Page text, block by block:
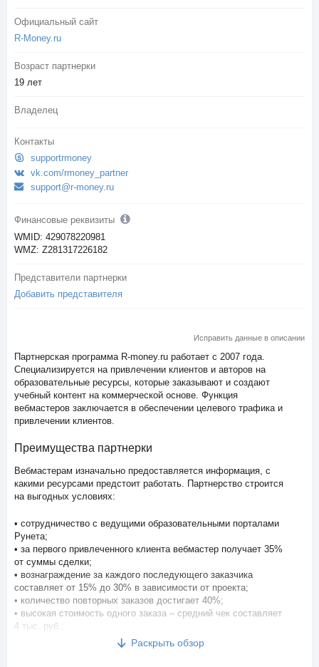
Официальный сайт
R-Money.ru
Возраст партнерки
19 лет
Владелец
Контакты
supportrmoney
vk.com/rmoney_partner
support@r-money.ru
Финансовые реквизиты
WMID: 429078220981
WMZ: Z281317226182
Представители партнерки
Добавить представителя
Исправить данные в описании
Партнерская программа R-money.ru работает с 2007 года.
Специализируется на привлечении клиентов и авторов на
образовательные ресурсы, которые заказывают и создают
учебный контент на коммерческой основе. Функция
вебмастеров заключается в обеспечении целевого трафика и
привлечении клиентов.
Преимущества партнерки
Вебмастерам изначально предоставляется информация, с
какими ресурсами предстоит работать. Партнерство строится
на выгодных условиях:
• сотрудничество с ведущими образовательными порталами
Рунета;
• за первого привлеченного клиента вебмастер получает 35%
от суммы сделки;
• вознаграждение за каждого последующего заказчика
составляет от 15% до 30% в зависимости от проекта;
• количество повторных заказов достигает 40%;
• высокая стоимость одного заказа – средний чек составляет
4 тыс. руб.;
• бонус за привлечение авторов составляет 10% от гонораров
исполнителя в течение первого года работы;
Раскрыть обзор